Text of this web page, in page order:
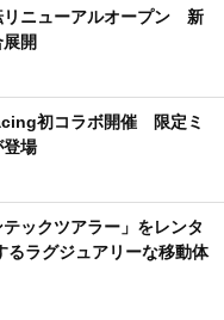
リニューアルオープン 新
開
初コラボ開催 限定ミ
登場
ックツアラー」をレンタ
るラグジュアリーな移動体